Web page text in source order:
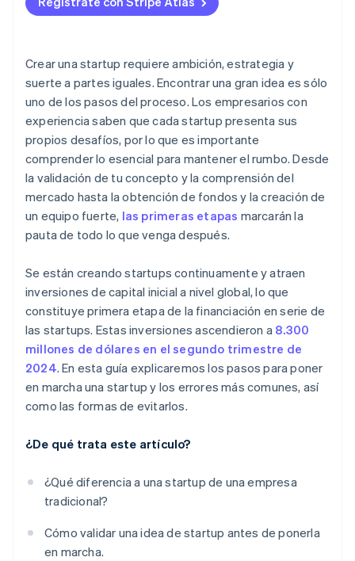
Escala el producto y las operaciones
Explora entidades incubadoras y aceleradoras de
Utiliza préstamos o financiación basada en los
ingresos
Crea una cultura colaborativa desde el primer día
equipos
Fomenta la rendición de cuentas y la resiliencia
Ignorar los comentarios
Extenderse demasiado
Descuidar la cultura de la empresa
Subestimar a la competencia
No tener un plan claro de salida o crecimiento
Haz marketing de contenidos y posicionamiento en
buscadores (SEO) desde el principio
Establece contactos con personas influyentes del
sector
Establece un programa de recomendaciones
Crea expectación con un acceso anticipado o el
lanzamiento de una versión beta
Contacta con prensa y blogs especializados
Haz que tus primeros usuarios sigan estando
comprometidos e involucrados
Aceptar pagos y operaciones bancarias antes de
Compra de acciones iniciales sin efectivo
Presentación automática de la elección fiscal 83(b)
Documentación legal para empresas de primer nivel
Un año gratis de Stripe Payments, más 50 000 $ en
créditos y descuentos para socios
Crear unastartup requiere ambición, estrategia y
suerte a partes iguales. Encontrar una gran idea es sólo
uno de los pasos del proceso. Los empresarios con
experiencia saben que cadastartup presenta sus
propios desafíos, por lo que es importante
comprender lo esencial para mantener el rumbo. Desde
la validación de tu concepto y la comprensión del
mercado hasta la obtención de fondos y la creación de
un equipo fuerte, las primeras etapas marcarán la
pauta de todo lo que venga después.
Se están creandostartups continuamente y atraen
inversiones de capital inicial a nivel global, lo que
constituye primera etapa de la financiación en serie de
las startups. Estas inversiones ascendieron a 8.300
millones de dólares en el segundo trimestre de
2024. En esta guía explicaremos los pasos para poner
en marcha una startup y los errores más comunes, así
como las formas de evitarlos.
¿De qué trata este artículo?
¿Qué diferencia a una startup de una empresa
tradicional?
Cómo validar una idea de startup antes de ponerla
en marcha.